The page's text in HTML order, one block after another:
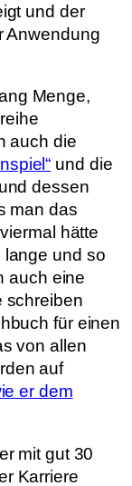
und der
Anwendung
Menge,
auch die
und die
dessen
man das
hätte
und so
auch eine
schreiben
für einen
von allen
auf
er dem
mit gut 30
Karriere